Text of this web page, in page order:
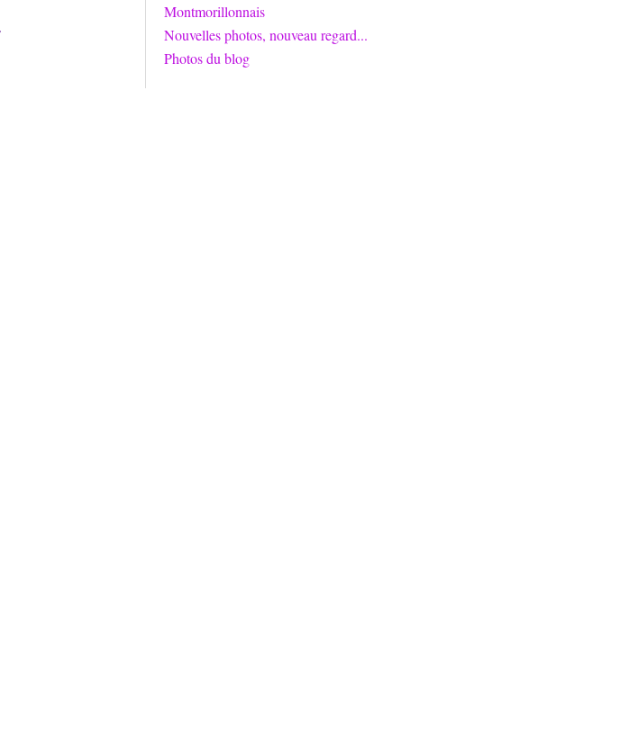
Montmorillonnais
Nouvelles photos, nouveau regard...
Photos du blog